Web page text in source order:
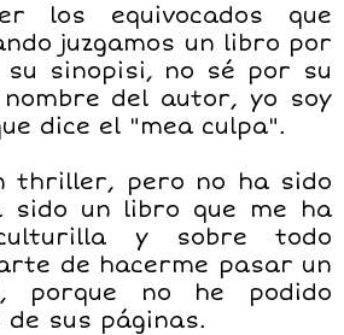
los equivocados que
juzgamos un libro por
sinopisi, no sé por su
del autor, yo soy
dice el "mea culpa".
thriller, pero no ha sido
sido un libro que me ha
y sobre todo
de hacerme pasar un
porque no he podido
de sus páginas.